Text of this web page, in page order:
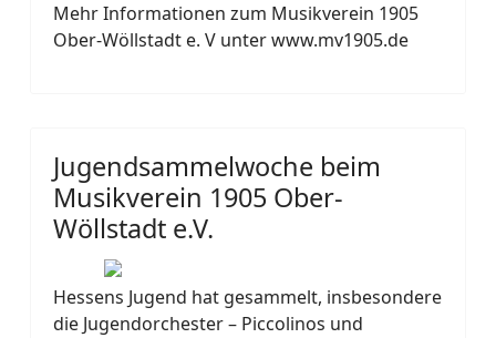
Mehr Informationen zum Musikverein 1905
Ober-Wöllstadt e. V unter www.mv1905.de
Jugendsammelwoche beim
Musikverein 1905 Ober-
Wöllstadt e.V.
Hessens Jugend hat gesammelt, insbesondere
die Jugendorchester – Piccolinos und